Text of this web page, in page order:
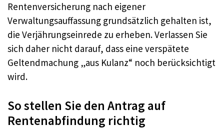
Rentenversicherung nach eigener
Verwaltungsauffassung grundsätzlich gehalten ist,
die Verjährungseinrede zu erheben. Verlassen Sie
sich daher nicht darauf, dass eine verspätete
Geltendmachung „aus Kulanz“ noch berücksichtigt
wird.
So stellen Sie den Antrag auf
Rentenabfindung richtig